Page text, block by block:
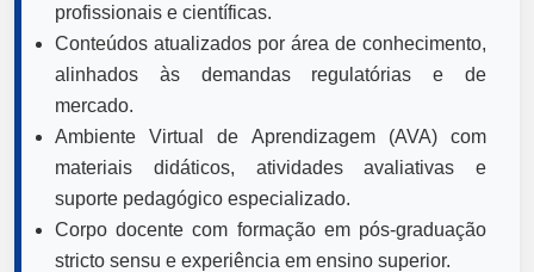
profissionais e científicas.
Conteúdos atualizados por área de conhecimento,
alinhados às demandas regulatórias e de
mercado.
Ambiente Virtual de Aprendizagem (AVA) com
materiais didáticos, atividades avaliativas e
suporte pedagógico especializado.
Corpo docente com formação em pós-graduação
stricto sensu e experiência em ensino superior.